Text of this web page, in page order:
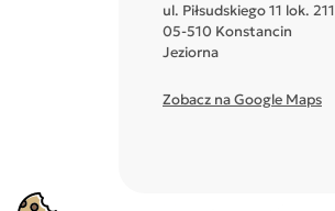
ul. Piłsudskiego 11 lok. 211
05-510 Konstancin
Jeziorna
Zobacz na Google Maps